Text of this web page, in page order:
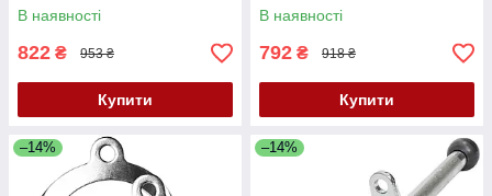
В наявності
822 ₴ 953 ₴
Купити
В наявності
792 ₴ 918 ₴
Купити
–14% –14%